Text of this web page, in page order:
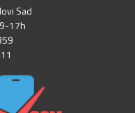
Sad
17h